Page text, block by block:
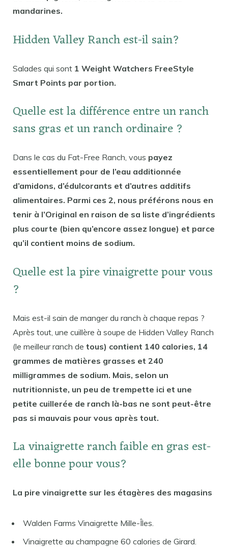
mandarines.
Hidden Valley Ranch est-il sain?
Salades qui sont 1 Weight Watchers FreeStyle
Smart Points par portion.
Quelle est la différence entre un ranch
sans gras et un ranch ordinaire ?
Dans le cas du Fat-Free Ranch, vous payez
essentiellement pour de l’eau additionnée
d’amidons, d’édulcorants et d’autres additifs
alimentaires. Parmi ces 2, nous préférons nous en
tenir à l’Original en raison de sa liste d’ingrédients
plus courte (bien qu’encore assez longue) et parce
qu’il contient moins de sodium.
Quelle est la pire vinaigrette pour vous
?
Mais est-il sain de manger du ranch à chaque repas ?
Après tout, une cuillère à soupe de Hidden Valley Ranch
(le meilleur ranch de tous) contient 140 calories, 14
grammes de matières grasses et 240
milligrammes de sodium. Mais, selon un
nutritionniste, un peu de trempette ici et une
petite cuillerée de ranch là-bas ne sont peut-être
pas si mauvais pour vous après tout.
La vinaigrette ranch faible en gras est-
elle bonne pour vous?
La pire vinaigrette sur les étagères des magasins
Walden Farms Vinaigrette Mille-Îles.
Vinaigrette au champagne 60 calories de Girard.